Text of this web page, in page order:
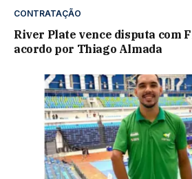
CONTRATAÇÃO
River Plate vence disputa com
acordo por Thiago Almada